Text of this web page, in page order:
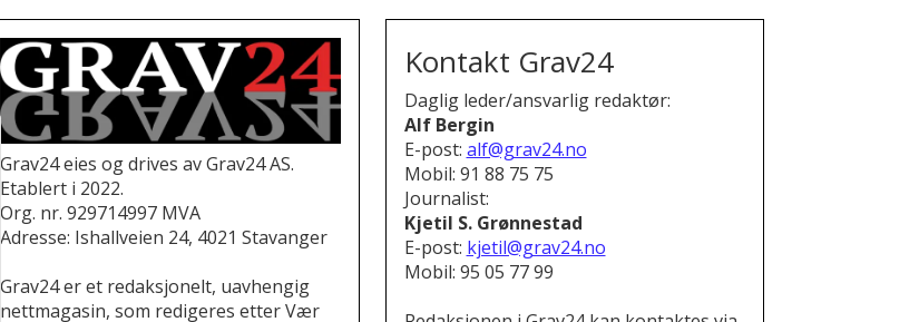
Grav24 eies og drives av Grav24 AS.
Etablert i 2022.
Org. nr. 929714997 MVA
Adresse: Ishallveien 24, 4021 Stavanger
Grav24 er et redaksjonelt, uavhengig
nettmagasin, som redigeres etter Vær
Kontakt Grav24
Daglig leder/ansvarlig redaktør:
Alf Bergin
E-post: alf@grav24.no
Mobil: 91 88 75 75
Journalist:
Kjetil S. Grønnestad
E-post: kjetil@grav24.no
Mobil: 95 05 77 99